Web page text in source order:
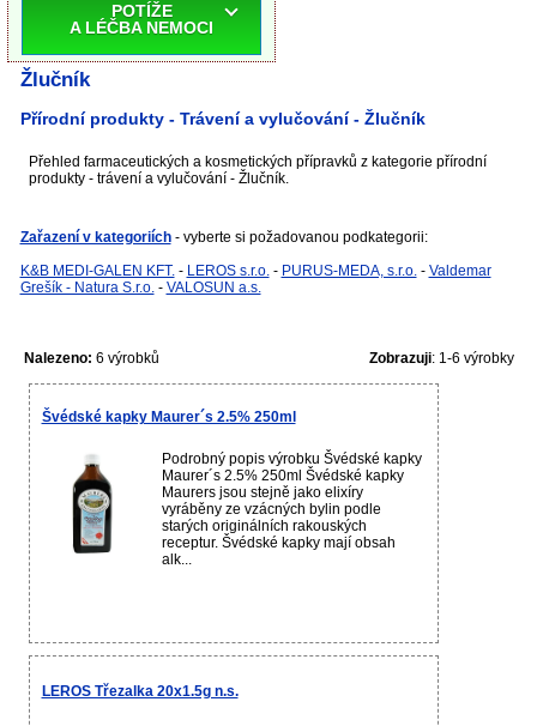
POTÍŽE
A LÉČBA NEMOCI
Žlučník
Přírodní produkty - Trávení a vylučování - Žlučník
Přehled farmaceutických a kosmetických přípravků z kategorie přírodní
produkty - trávení a vylučování - Žlučník.
Zařazení v kategoriích - vyberte si požadovanou podkategorii:
K&B MEDI-GALEN KFT.- LEROS s.r.o.- PURUS-MEDA, s.r.o.- Valdemar
Grešík - Natura S.r.o.- VALOSUN a.s.
Nalezeno: 6 výrobků Zobrazuji: 1-6 výrobky
Švédské kapky Maurer´s 2.5% 250ml
Podrobný popis výrobku Švédské kapky
Maurer´s 2.5% 250ml Švédské kapky
Maurers jsou stejně jako elixíry
vyráběny ze vzácných bylin podle
starých originálních rakouských
receptur. Švédské kapky mají obsah
alk...
LEROS Třezalka 20x1.5g n.s.